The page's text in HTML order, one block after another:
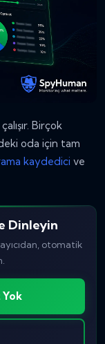
Birçok
oda için tam
kaydedici ve
Dinleyin
otomatik